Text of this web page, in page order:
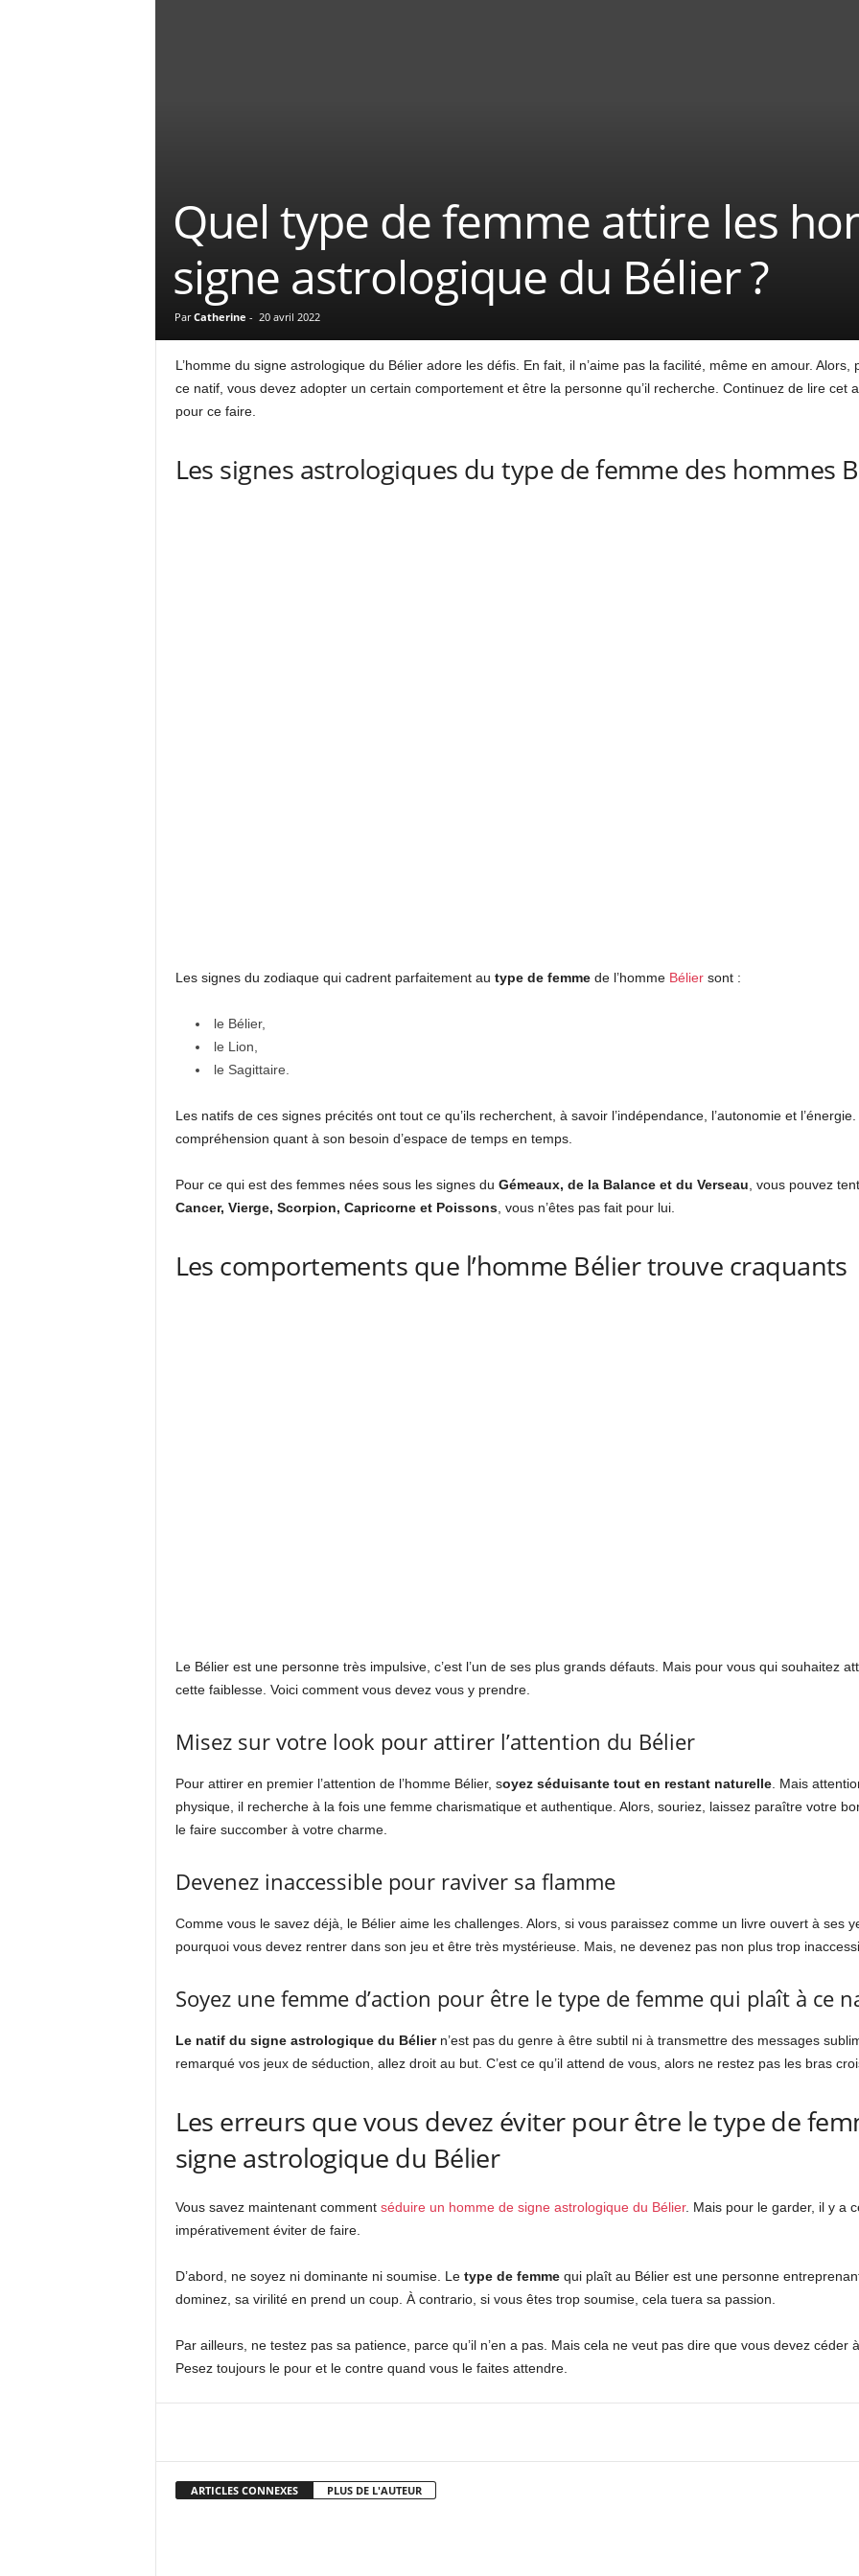
Quel type de femme attire les
signe astrologique du Bélier ?
Par Catherine - 20 avril 2022
L’homme du signe astrologique du Bélier adore les défis. En fait, il n’aime pas la facilité, même en amour.
ce natif, vous devez adopter un certain comportement et être la personne qu’il recherche. Continuez de lire cet
pour ce faire.
Les signes astrologiques du type de femme des hommes
Les signes du zodiaque qui cadrent parfaitement au type de femmede l’homme Béliersont :
le Bélier,
le Lion,
le Sagittaire.
Les natifs de ces signes précités ont tout ce qu’ils recherchent, à savoir l’indépendance, l’autonomie et
compréhension quant à son besoin d’espace de temps en temps.
Pour ce qui est des femmes nées sous les signes du Gémeaux, de la Balance et du Verseau , vous pouvez
Cancer, Vierge, Scorpion, Capricorne et Poissons, vous n’êtes pas fait pour lui.
Les comportements que l’homme Bélier trouve craquants
Le Bélier est une personne très impulsive, c’est l’un de ses plus grands défauts. Mais pour vous qui souhaitez
cette faiblesse. Voici comment vous devez vous y prendre.
Misez sur votre look pour attirer l’attention du Bélier
Pour attirer en premier l’attention de l’homme Bélier, soyez séduisante tout en restant naturelle. Mais
physique, il recherche à la fois une femme charismatique et authentique. Alors, souriez, laissez paraître votre
le faire succomber à votre charme.
Devenez inaccessible pour raviver sa flamme
Comme vous le savez déjà, le Bélier aime les challenges. Alors, si vous paraissez comme un livre ouvert à ses
pourquoi vous devez rentrer dans son jeu et être très mystérieuse. Mais, ne devenez pas non plus trop
Soyez une femme d’action pour être le type de femme qui plaît à ce
Le natif du signe astrologique du Béliern’est pas du genre à être subtil ni à transmettre des messages
remarqué vos jeux de séduction, allez droit au but. C’est ce qu’il attend de vous, alors ne restez pas les bras
Les erreurs que vous devez éviter pour être le type de
signe astrologique du Bélier
Vous savez maintenant comment séduire un homme de signe astrologique du Bélier. Mais pour le garder, il y a
impérativement éviter de faire.
D’abord, ne soyez ni dominante ni soumise. Le type de femmequi plaît au Bélier est une personne
dominez, sa virilité en prend un coup. À contrario, si vous êtes trop soumise, cela tuera sa passion.
Par ailleurs, ne testez pas sa patience, parce qu’il n’en a pas. Mais cela ne veut pas dire que vous devez
Pesez toujours le pour et le contre quand vous le faites attendre.
ARTICLES CONNEXES PLUS DE L'AUTEUR